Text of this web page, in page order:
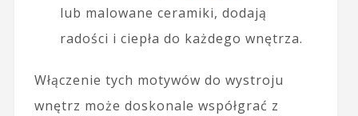
lub malowane ceramiki, dodają
radości i ciepła do każdego wnętrza.
Włączenie tych motywów do wystroju
wnętrz może doskonale współgrać z